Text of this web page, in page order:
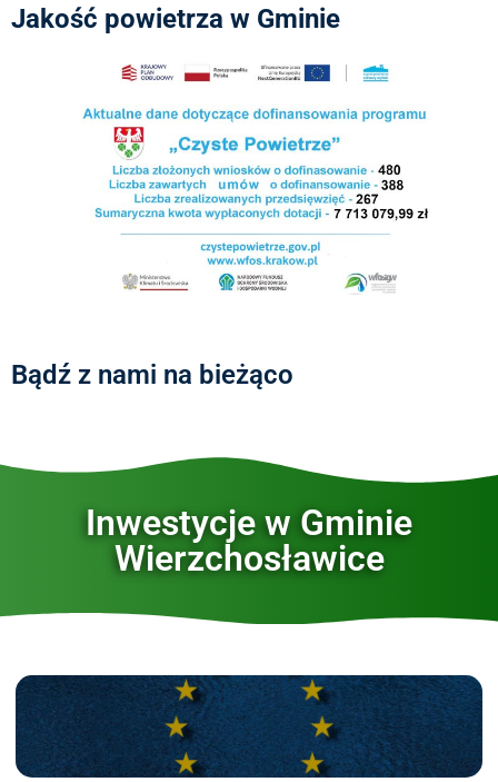
Jakość powietrza w Gminie
Bądź z nami na bieżąco
Inwestycje w Gminie
Wierzchosławice